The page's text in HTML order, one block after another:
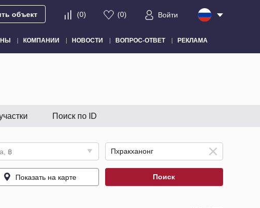
объект (0) (0) Войти
КОМПАНИИ НОВОСТИ ВОПРОС-ОТВЕТ РЕКЛАМА
Поиск по ID
฿
Показать на карте Поиск